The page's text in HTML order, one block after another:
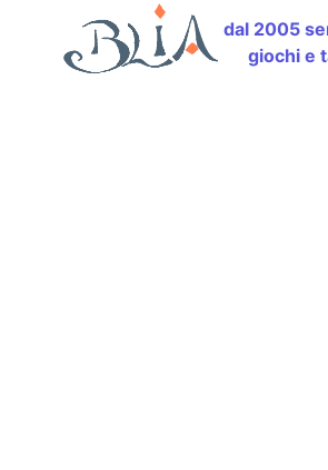
dal 2005
giochi e